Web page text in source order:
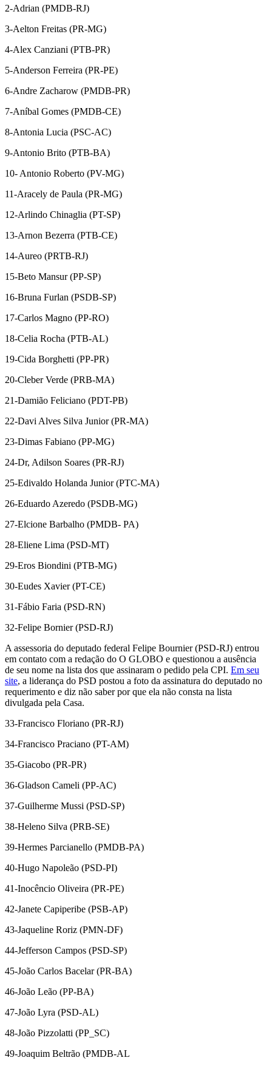
2-Adrian (PMDB-RJ)
3-Aelton Freitas (PR-MG)
4-Alex Canziani (PTB-PR)
5-Anderson Ferreira (PR-PE)
6-Andre Zacharow (PMDB-PR)
7-Aníbal Gomes (PMDB-CE)
8-Antonia Lucia (PSC-AC)
9-Antonio Brito (PTB-BA)
10- Antonio Roberto (PV-MG)
11-Aracely de Paula (PR-MG)
12-Arlindo Chinaglia (PT-SP)
13-Arnon Bezerra (PTB-CE)
14-Aureo (PRTB-RJ)
15-Beto Mansur (PP-SP)
16-Bruna Furlan (PSDB-SP)
17-Carlos Magno (PP-RO)
18-Celia Rocha (PTB-AL)
19-Cida Borghetti (PP-PR)
20-Cleber Verde (PRB-MA)
21-Damião Feliciano (PDT-PB)
22-Davi Alves Silva Junior (PR-MA)
23-Dimas Fabiano (PP-MG)
24-Dr, Adilson Soares (PR-RJ)
25-Edivaldo Holanda Junior (PTC-MA)
26-Eduardo Azeredo (PSDB-MG)
27-Elcione Barbalho (PMDB- PA)
28-Eliene Lima (PSD-MT)
29-Eros Biondini (PTB-MG)
30-Eudes Xavier (PT-CE)
31-Fábio Faria (PSD-RN)
32-Felipe Bornier (PSD-RJ)
A assessoria do deputado federal Felipe Bournier (PSD-RJ) entrou
em contato com a redação do O GLOBO e questionou a ausência
de seu nome na lista dos que assinaram o pedido pela CPI. Em seu
site, a liderança do PSD postou a foto da assinatura do deputado no
requerimento e diz não saber por que ela não consta na lista
divulgada pela Casa.
33-Francisco Floriano (PR-RJ)
34-Francisco Praciano (PT-AM)
35-Giacobo (PR-PR)
36-Gladson Cameli (PP-AC)
37-Guilherme Mussi (PSD-SP)
38-Heleno Silva (PRB-SE)
39-Hermes Parcianello (PMDB-PA)
40-Hugo Napoleão (PSD-PI)
41-Inocêncio Oliveira (PR-PE)
42-Janete Capiperibe (PSB-AP)
43-Jaqueline Roriz (PMN-DF)
44-Jefferson Campos (PSD-SP)
45-João Carlos Bacelar (PR-BA)
46-João Leão (PP-BA)
47-João Lyra (PSD-AL)
48-João Pizzolatti (PP_SC)
49-Joaquim Beltrão (PMDB-AL